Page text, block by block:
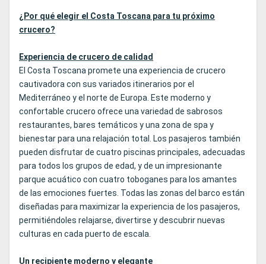
¿Por qué elegir el Costa Toscana para tu próximo
crucero?
Experiencia de crucero de calidad
El Costa Toscana promete una experiencia de crucero
cautivadora con sus variados itinerarios por el
Mediterráneo y el norte de Europa. Este moderno y
confortable crucero ofrece una variedad de sabrosos
restaurantes, bares temáticos y una zona de spa y
bienestar para una relajación total. Los pasajeros también
pueden disfrutar de cuatro piscinas principales, adecuadas
para todos los grupos de edad, y de un impresionante
parque acuático con cuatro toboganes para los amantes
de las emociones fuertes. Todas las zonas del barco están
diseñadas para maximizar la experiencia de los pasajeros,
permitiéndoles relajarse, divertirse y descubrir nuevas
culturas en cada puerto de escala.
Un recipiente moderno y elegante